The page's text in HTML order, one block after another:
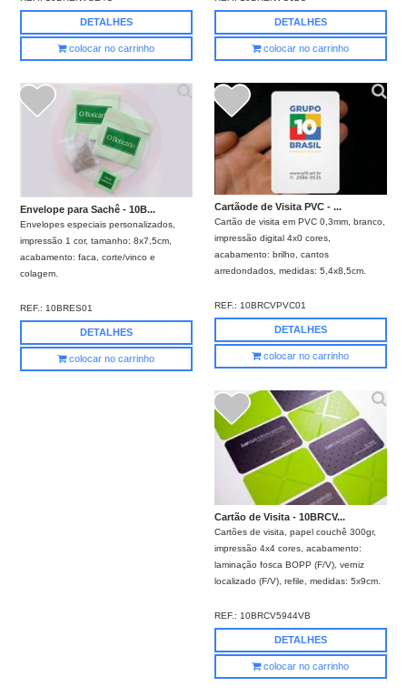
DETALHES
colocar no carrinho
DETALHES
colocar no carrinho
Envelope para Sachê - 10B...
Envelopes especiais personalizados,
impressão 1 cor, tamanho: 8x7,5cm,
acabamento: faca, corte/vinco e
colagem.
REF.:10BRES01
DETALHES
colocar no carrinho
Cartãode de Visita PVC - ...
Cartão de visita em PVC 0,3mm, branco,
impressão digital 4x0 cores,
acabamento: brilho, cantos
arredondados, medidas: 5,4x8,5cm.
REF.: 10BRCVPVC01
DETALHES
colocar no carrinho
Cartão de Visita - 10BRCV...
Cartões de visita, papel couchê 300gr,
impressão 4x4 cores, acabamento:
laminação fosca BOPP (F/V), verniz
localizado (F/V), refile, medidas: 5x9cm.
REF.: 10BRCV5944VB
DETALHES
colocar no carrinho